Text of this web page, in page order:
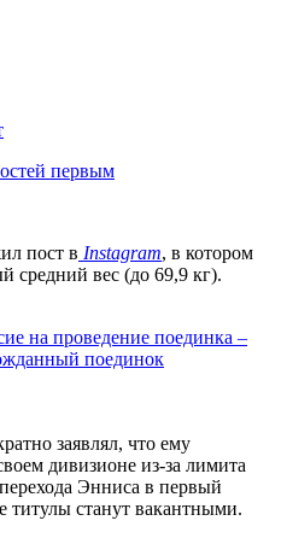
первым
пост в Instagram, в котором
средний вес (до 69,9 кг).
на проведение поединка –
поединок
заявлял, что ему
дивизионе из-за лимита
Энниса в первый
титулы станут вакантными.